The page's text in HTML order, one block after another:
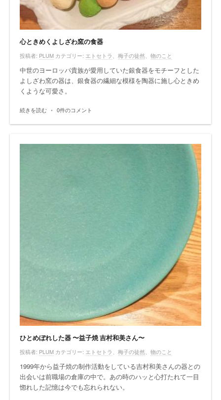
心ときめくよしざわ窯の食器
投稿者: PLUM カテゴリー: エトセトラ 梅子の徒然 物のこと
中世のヨーロッパ貴族が愛用していた銀食器をモチーフとした
よしざわ窯の器は、銀食器の繊細な模様を陶器に施し心ときめ
くような可愛さ。
続きを読む • 0件のコメント
ひとめぼれした器 〜益子焼 吉村和美さん〜
投稿者: PLUM カテゴリー: エトセトラ 梅子の徒然 物のこと
1999年から益子焼の制作活動をしている吉村和美さんの器との
出会いは前職場の倉庫の中で。あの時のハッと心打たれて一目
惚れした記憶は今でも忘れられない。